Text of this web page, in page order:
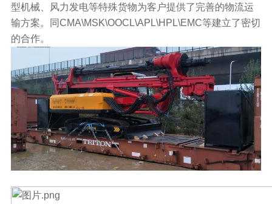
型机械、风力发电等特殊货物为客户提供了完善的物流运
输方案。同CMA\MSK\OOCL\APL\HPL\EMC等建立了密切
的合作。